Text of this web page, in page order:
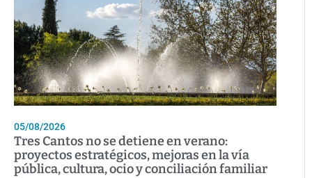
05/08/2026
Tres Cantos no se detiene en verano:
proyectos estratégicos, mejoras en la vía
pública, cultura, ocio y conciliación familiar